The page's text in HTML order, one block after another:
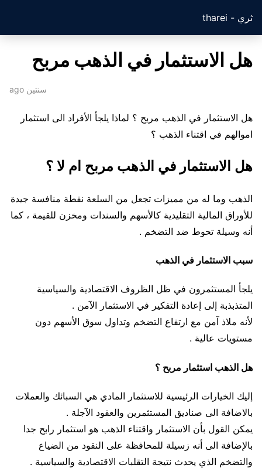
ثري - tharei
هل الاستثمار في الذهب مربح
سنتين ago
هل الاستثمار في الذهب مربح ؟ لماذا يلجأ الأفراد الى استثمار
اموالهم في اقتناء الذهب ؟
هل الاستثمار في الذهب مربح ام لا ؟
الذهب وما له من مميزات تجعل من السلعة نقطة منافسة جيدة
للأوراق المالية التقليدية كالأسهم والسندات ومخزن للقيمة ، كما
أنه وسيلة تحوط ضد التضخم .
سبب الاستثمار في الذهب
يلجأ المستثمرون في ظل الظروف الاقتصادية والسياسية
المتذبذبة إلى إعادة التفكير في الاستثمار الآمن .
لأنه ملاذ آمن مع ارتفاع التضخم وتداول سوق الأسهم دون
مستويات عالية .
هل الذهب استثمار مربح ؟
إليك الخيارات الرئيسية للاستثمار المادي هي السبائك والعملات
بالاضافة الى صناديق المستثمرين والعقود الآجلة .
يمكن القول بأن الاستثمار واقتناء الذهب هو استثمار رابح جدا
بالإضافة الى أنه زسيلة للمحافظة على النقود من الضياع
والتضخم الذي يحدث نتيجة التقلبات الاقتصادية والسياسية .